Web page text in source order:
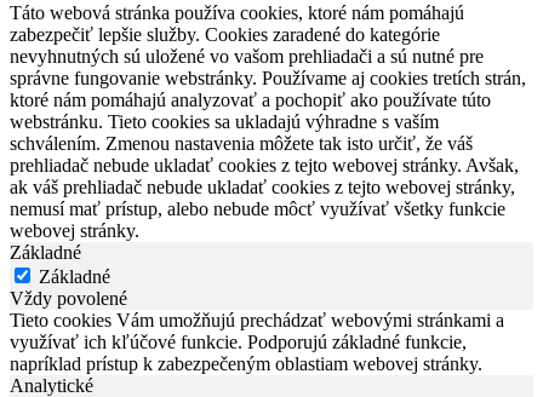
Táto webová stránka používa cookies, ktoré nám pomáhajú
zabezpečiť lepšie služby. Cookies zaradené do kategórie
nevyhnutných sú uložené vo vašom prehliadači a sú nutné pre
správne fungovanie webstránky. Používame aj cookies tretích strán,
ktoré nám pomáhajú analyzovať a pochopiť ako používate túto
webstránku. Tieto cookies sa ukladajú výhradne s vaším
schválením. Zmenou nastavenia môžete tak isto určiť, že váš
prehliadač nebude ukladať cookies z tejto webovej stránky. Avšak,
ak váš prehliadač nebude ukladať cookies z tejto webovej stránky,
nemusí mať prístup, alebo nebude môcť využívať všetky funkcie
webovej stránky.
Základné
Základné
Vždy povolené
Tieto cookies Vám umožňujú prechádzať webovými stránkami a
využívať ich kľúčové funkcie. Podporujú základné funkcie,
napríklad prístup k zabezpečeným oblastiam webovej stránky.
Analytické